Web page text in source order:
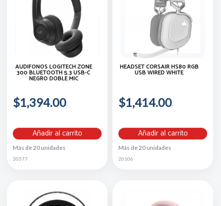
AUDÍFONOS LOGITECH ZONE
300 BLUETOOTH 5.3 USB-C
NEGRO DOBLE MIC
$1,394.00
Añadir al carrito
Más de 20 unidades
30577
HEADSET CORSAIR HS80 RGB
USB WIRED WHITE
$1,414.00
Añadir al carrito
Más de 20 unidades
20106